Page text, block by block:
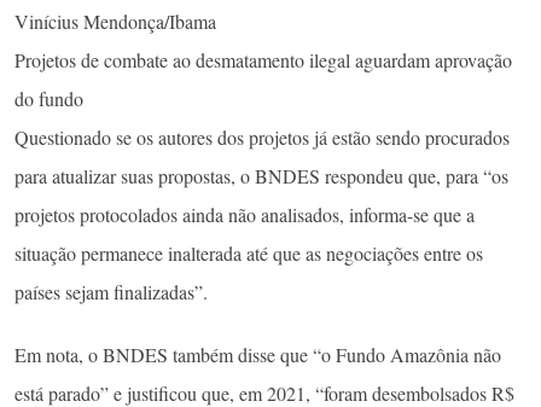
Vinícius Mendonça/Ibama
Projetos de combate ao desmatamento ilegal aguardam aprovação
do fundo
Questionado se os autores dos projetos já estão sendo procurados
para atualizar suas propostas, o BNDES respondeu que, para “os
projetos protocolados ainda não analisados, informa-se que a
situação permanece inalterada até que as negociações entre os
países sejam finalizadas”.
Em nota, o BNDES também disse que “o Fundo Amazônia não
está parado” e justificou que, em 2021, “foram desembolsados R$